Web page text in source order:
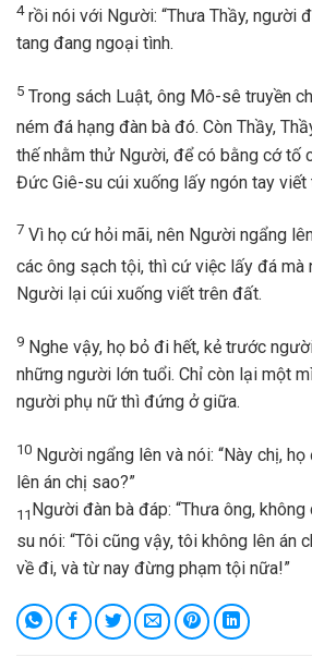
4rồi nói với Người: “Thưa Thầy, người
tang đang ngoại tình.
5 Trong sách Luật, ông Mô-sê truyền
ném đá hạng đàn bà đó. Còn Thầy,
thế nhằm thử Người, để có bằng cớ tố
Đức Giê-su cúi xuống lấy ngón tay viết
7 Vì họ cứ hỏi mãi, nên Người ngẩng
các ông sạch tội, thì cứ việc lấy đá mà
Người lại cúi xuống viết trên đất.
9 Nghe vậy, họ bỏ đi hết, kẻ trước
những người lớn tuổi. Chỉ còn lại một
người phụ nữ thì đứng ở giữa.
10 Người ngẩng lên và nói: “Này chị,
lên án chị sao?”
11 Người đàn bà đáp: “Thưa ông,
su nói: “Tôi cũng vậy, tôi không lên án
về đi, và từ nay đừng phạm tội nữa!”